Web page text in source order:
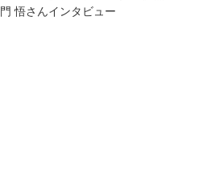
門 悟さんインタビュー